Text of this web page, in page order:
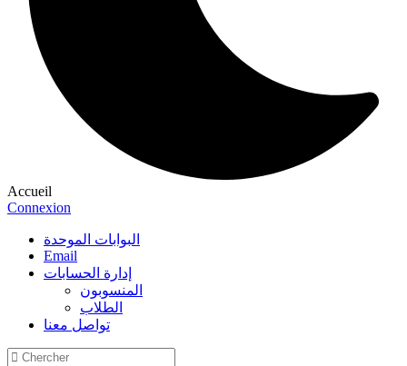
Accueil
Connexion
البوابات الموحدة
Email
إدارة الحسابات
المنسوبون
الطلاب
تواصل معنا